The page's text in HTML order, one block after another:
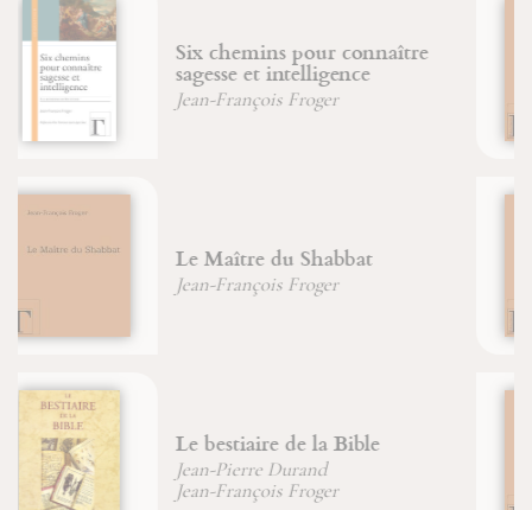
Pétrir la pierre
David-Maria Turoldo
Le XXIe siècle sera celui du
mysticisme
Didier Brenot
Edith Stein, dans les
profondeurs de l'âme
Amata Neyer